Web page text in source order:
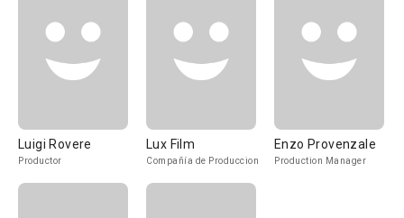
Luigi Rovere
Productor
Lux Film
Compañía de Produccion
Enzo Provenzale
Production Manager